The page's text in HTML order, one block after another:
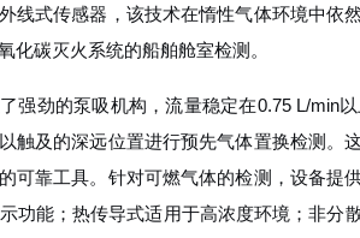
线式传感器，该技术在惰性气体环境中依
化碳灭火系统的船舶舱室检测。
强劲的泵吸机构，流量稳定在0.75 L/min
触及的深远位置进行预先气体置换检测。
可靠工具。针对可燃气体的检测，设备提
功能；热传导式适用于高浓度环境；非分